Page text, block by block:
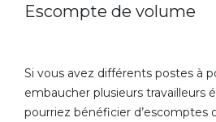
Escompte de volume
Si vous avez différents postes à
embaucher plusieurs travailleurs
pourriez bénéficier d’escomptes